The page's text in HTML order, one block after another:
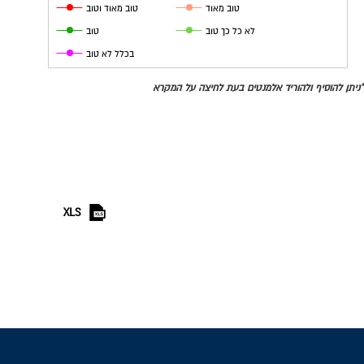
טוב מאוד וטוב טוב מאוד
טוב לא כל כך טוב
בכלל לא טוב
*ניתן להוסיף ולהוריד אלמנטים בעת לחיצה על המקרא
XLS